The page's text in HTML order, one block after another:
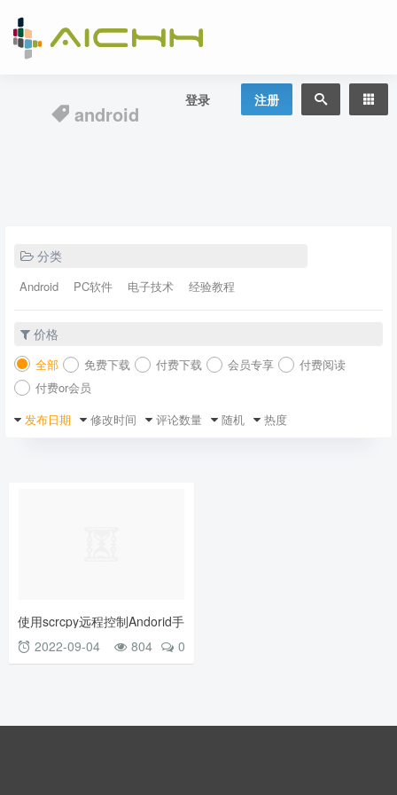
登录 注册
android
分类
Android PC软件 电子技术 经验教程
价格
全部 免费下载 付费下载 会员专享
付费阅读
付费or会员
发布日期
修改时间 评论数量 随机 热度
使用scrcpy远程控制Andorid手
2022-09-04 0
804